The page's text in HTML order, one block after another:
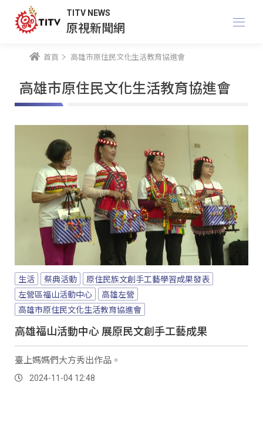
TITV NEWS
原視新聞網
首頁 高雄市原住民文化生活教育協進會
高雄市原住民文化生活教育協進會
生活 祭典活動
原住民族文創手工藝學習成果發表
左營區福山活動中心
高雄左營
高雄市原住民文化生活教育協進會
高雄福山活動中心 展原民文創手工藝成果
臺上媽媽們大方秀出作品。
2024-11-04 12:48